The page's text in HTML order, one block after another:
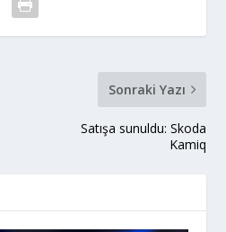
Sonraki Yazı
Satışa sunuldu: Skoda
Kamiq